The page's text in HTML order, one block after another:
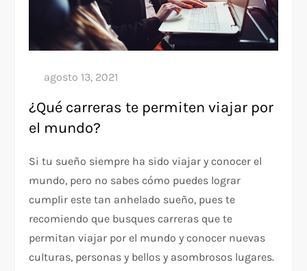
¿Qué carreras te permiten viajar por
el mundo?
Si tu sueño siempre ha sido viajar y conocer el
mundo, pero no sabes cómo puedes lograr
cumplir este tan anhelado sueño, pues te
recomiendo que busques carreras que te
permitan viajar por el mundo y conocer nuevas
culturas, personas y bellos y asombrosos lugares.